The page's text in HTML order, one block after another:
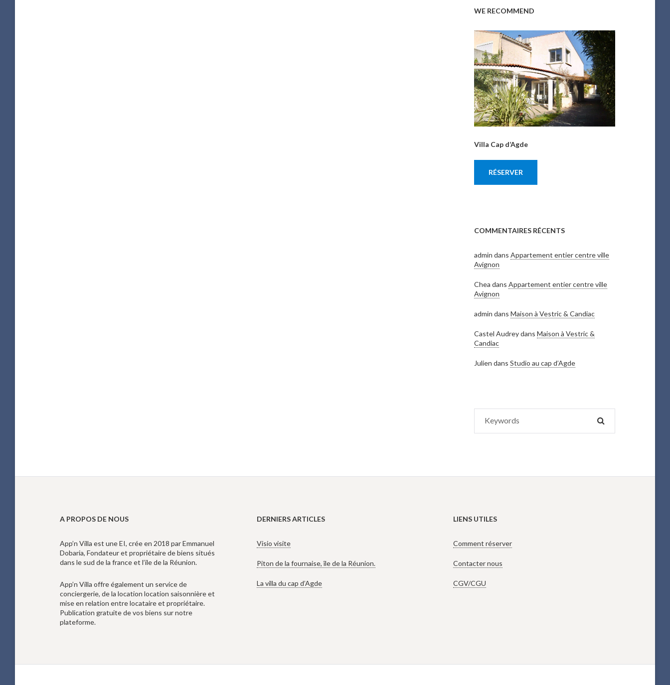
WE RECOMMEND
Villa Cap d’Agde
RÉSERVER
COMMENTAIRES RÉCENTS
admin dans Appartement entier centre ville
Avignon
Chea dans Appartement entier centre ville
Avignon
admin dans Maison à Vestric & Candiac
Castel Audreydans Maison à Vestric &
Candiac
Julien dans Studio au cap d’Agde
for:
A PROPOS DE NOUS
App’n Villa est une EI, crée en 2018 par Emmanuel
Dobaria, Fondateur et propriétaire de biens situés
dans le sud de la france et l’ile de la Réunion.
App’n Villa offre également un service de
conciergerie, de la location location saisonnière et
mise en relation entre locataire et propriétaire.
Publication gratuite de vos biens sur notre
plateforme.
DERNIERS ARTICLES
Visio visite
Piton de la fournaise, île de la Réunion.
La villa du cap d’Agde
LIENS UTILES
Comment réserver
Contacter nous
CGV/CGU